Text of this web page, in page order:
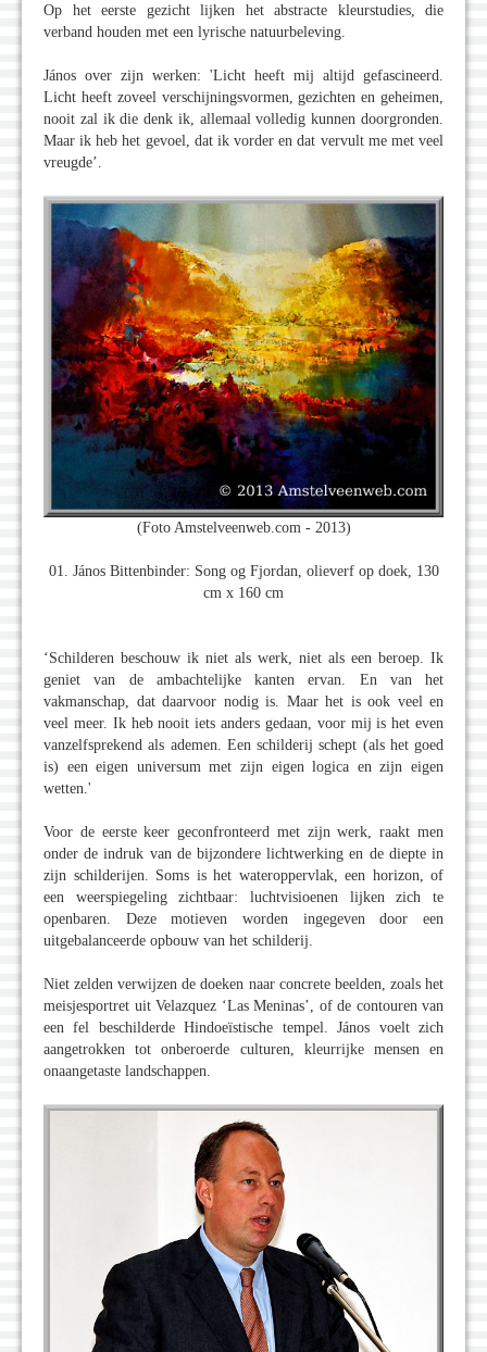
Op het eerste gezicht lijken het abstracte kleurstudies, die
verband houden met een lyrische natuurbeleving.
János over zijn werken: 'Licht heeft mij altijd gefascineerd.
Licht heeft zoveel verschijningsvormen, gezichten en geheimen,
nooit zal ik die denk ik, allemaal volledig kunnen doorgronden.
Maar ik heb het gevoel, dat ik vorder en dat vervult me met veel
vreugde’.
(Foto Amstelveenweb.com - 2013)
01. János Bittenbinder: Song og Fjordan, olieverf op doek, 130
cm x 160 cm
‘Schilderen beschouw ik niet als werk, niet als een beroep. Ik
geniet van de ambachtelijke kanten ervan. En van het
vakmanschap, dat daarvoor nodig is. Maar het is ook veel en
veel meer. Ik heb nooit iets anders gedaan, voor mij is het even
vanzelfsprekend als ademen. Een schilderij schept (als het goed
is) een eigen universum met zijn eigen logica en zijn eigen
wetten.'
Voor de eerste keer geconfronteerd met zijn werk, raakt men
onder de indruk van de bijzondere lichtwerking en de diepte in
zijn schilderijen. Soms is het wateroppervlak, een horizon, of
een weerspiegeling zichtbaar: luchtvisioenen lijken zich te
openbaren. Deze motieven worden ingegeven door een
uitgebalanceerde opbouw van het schilderij.
Niet zelden verwijzen de doeken naar concrete beelden, zoals het
meisjesportret uit Velazquez ‘Las Meninas’, of de contouren van
een fel beschilderde Hindoeïstische tempel. János voelt zich
aangetrokken tot onberoerde culturen, kleurrijke mensen en
onaangetaste landschappen.